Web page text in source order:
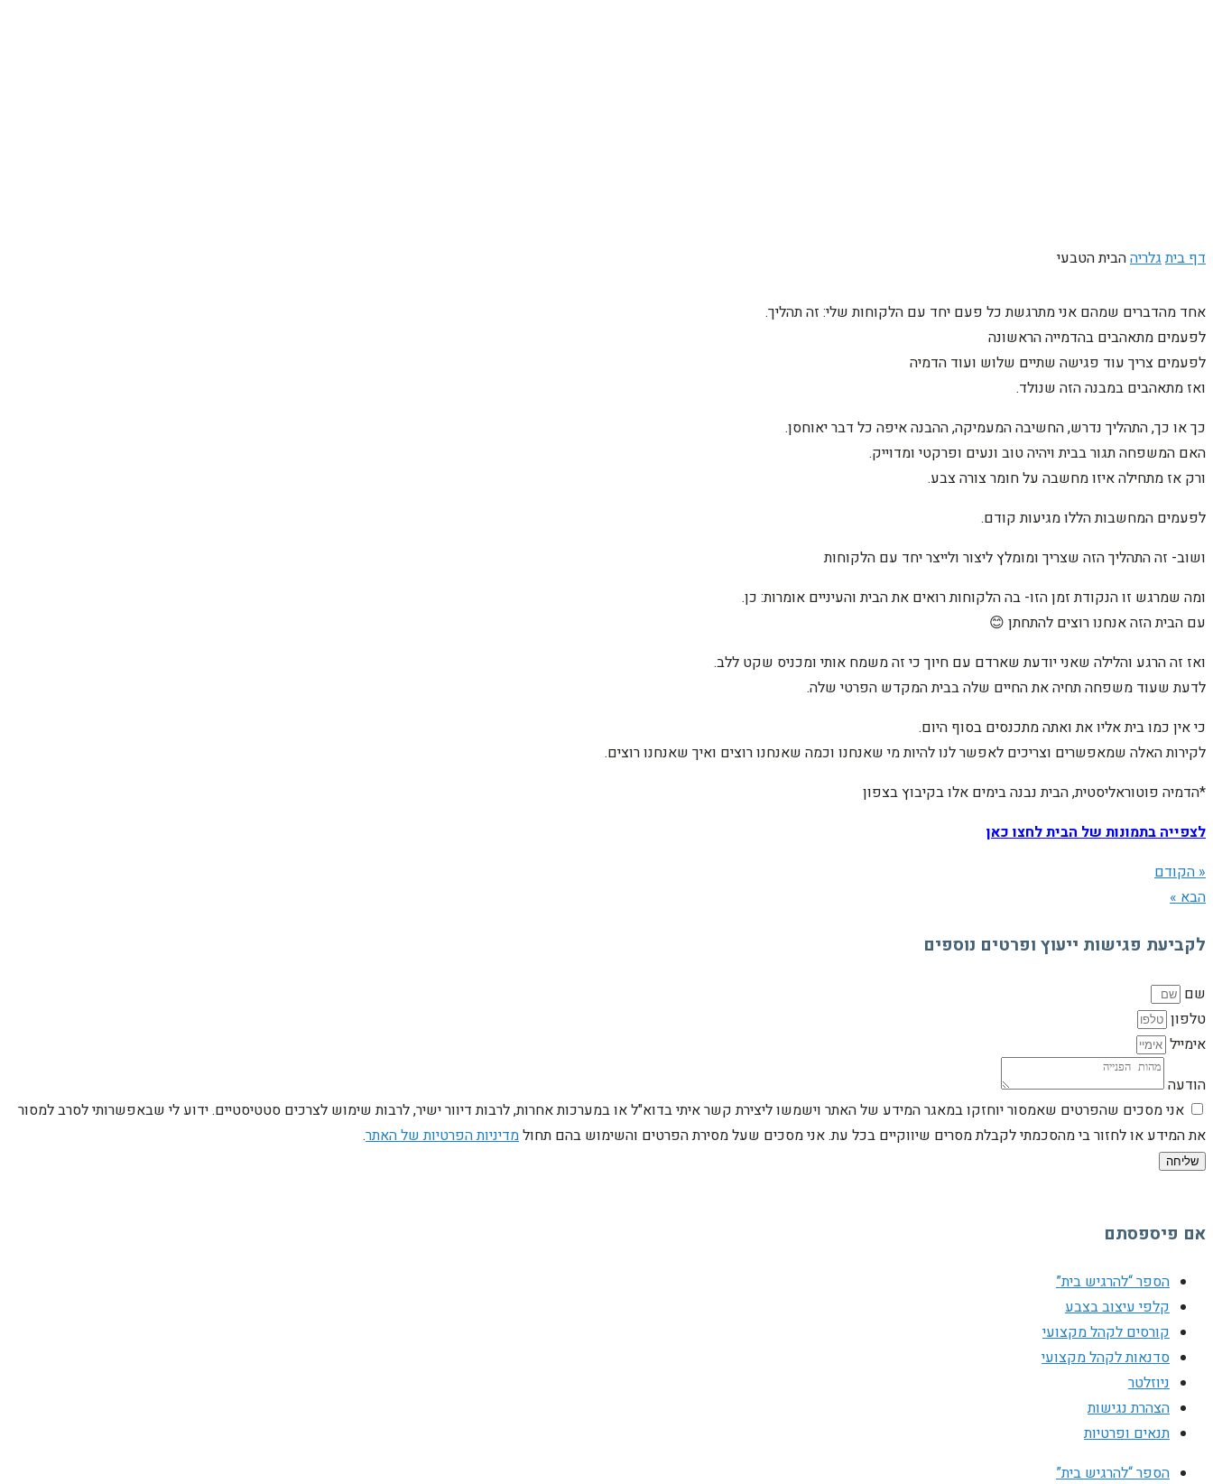
דף ביתגלריההבית הטבעי
אחד מהדברים שמהם אני מתרגשת כל פעם יחד עם הלקוחות שלי: זה תהליך.
לפעמים מתאהבים בהדמייה הראשונה
לפעמים צריך עוד פגישה שתיים שלוש ועוד הדמיה
ואז מתאהבים במבנה הזה שנולד.
כך או כך, התהליך נדרש, החשיבה המעמיקה, ההבנה איפה כל דבר יאוחסן.
האם המשפחה תגור בבית ויהיה טוב ונעים ופרקטי ומדוייק.
ורק אז מתחילה איזו מחשבה על חומר צורה צבע.
לפעמים המחשבות הללו מגיעות קודם.
ושוב- זה התהליך הזה שצריך ומומלץ ליצור ולייצר יחד עם הלקוחות
ומה שמרגש זו הנקודת זמן הזו- בה הלקוחות רואים את הבית והעיניים אומרות: כן.
עם הבית הזה אנחנו רוצים להתחתן 😊
ואז זה הרגע והלילה שאני יודעת שארדם עם חיוך כי זה משמח אותי ומכניס שקט ללב.
לדעת שעוד משפחה תחיה את החיים שלה בבית המקדש הפרטי שלה.
כי אין כמו בית אליו את ואתה מתכנסים בסוף היום.
לקירות האלה שמאפשרים וצריכים לאפשר לנו להיות מי שאנחנו וכמה שאנחנו רוצים ואיך שאנחנו רוצים.
*הדמיה פוטוראליסטית, הבית נבנה בימים אלו בקיבוץ בצפון
לצפייה בתמונות של הבית לחצו כאן
« הקודם
הבא »
לקביעת פגישות ייעוץ ופרטים נוספים
שם
טלפון
אימייל
הודעה
אני מסכים שהפרטים שאמסור יוחזקו במאגר המידע של האתר וישמשו ליצירת קשר איתי בדוא"ל או במערכות אחרות, לרבות דיוור ישיר, לרבות שימוש לצרכים סטטיסטיים. ידוע לי שבאפשרותי לסרב למסור
את המידע או לחזור בי מהסכמתי לקבלת מסרים שיווקיים בכל עת. אני מסכים שעל מסירת הפרטים והשימוש בהם תחולמדיניות הפרטיות של האתר.
שליחה
אם פיספסתם
הספר “להרגיש בית”
קלפי עיצוב בצבע
קורסים לקהל מקצועי
סדנאות לקהל מקצועי
ניוזלטר
הצהרת נגישות
תנאים ופרטיות
הספר “להרגיש בית”